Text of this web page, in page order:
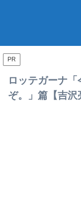
PR
ロッテガーナ
ぞ。」篇【吉沢